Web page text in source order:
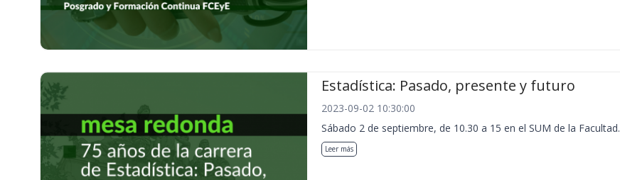
Estadística: Pasado, presente y futuro
2023-09-02 10:30:00
Sábado 2 de septiembre, de 10.30 a 15 en el SUM de la Facultad.
Leer más